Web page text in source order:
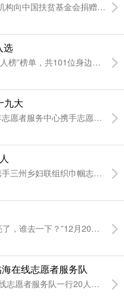
向中国扶贫基金会捐赠爱心
选
榜”榜单，共101位身边好人
九大
愿者服务中心携手志愿者来
三州乡妇联组织巾帼志愿者
，谁去一下？”12月20日，
在线志愿者服务队
志愿者服务队一行20人，头